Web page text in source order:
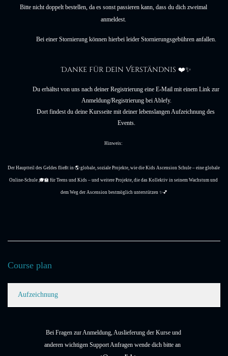
Bitte nicht doppelt bestellen, da es sonst passieren kann, dass du dich zweimal
anmeldest.
Bei einer Stornierung können hierbei leider Stornierungsgebühren anfallen.
Danke für dein Verständnis ❤️✨
Du erhältst von uns nach deiner Registrierung eine E-Mail mit einem Link zur
Anmeldung/Registrierung bei Ablefy.
Dort findest du deine Kursseite mit deiner lebenslangen Aufzeichnung des
Events.
Hinweis:
Der Hauptteil des Geldes fließt in 🌎 globale, soziale Projekte, wie die Kids Ascension Schule – eine globale
Online-Schule 🎓🏫 für Teens und Kids – und weitere Projekte, die das Kollektiv in seinem Wachstum und
dem Weg der Ascension bestmöglich unterstützen ✨💕
Course plan
Aufzeichnung
Bei Fragen zur Anmeldung, Auslieferung der Kurse und
anderen wichtigen Support Anfragen wende dich bitte an